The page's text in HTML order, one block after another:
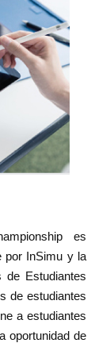
es
por InSimu y la
de Estudiantes
de estudiantes
a estudiantes
oportunidad de